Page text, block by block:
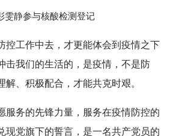
雯静参与核酸检测登记
控工作中去，才更能体会到疫情之下
击我们的生活的，是疫情，不是防
解、积极配合，才能共克时艰。
服务的先锋力量，服务在疫情防控的
现党旗下的誓言，是一名共产党员的